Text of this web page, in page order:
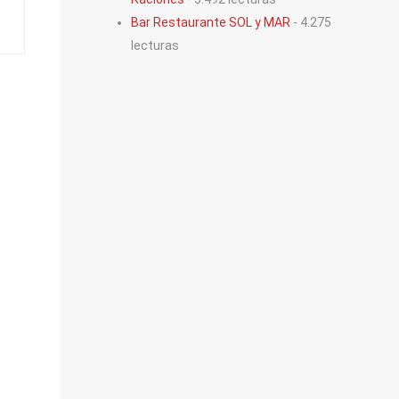
Bar Restaurante SOL y MAR - 4.275
lecturas